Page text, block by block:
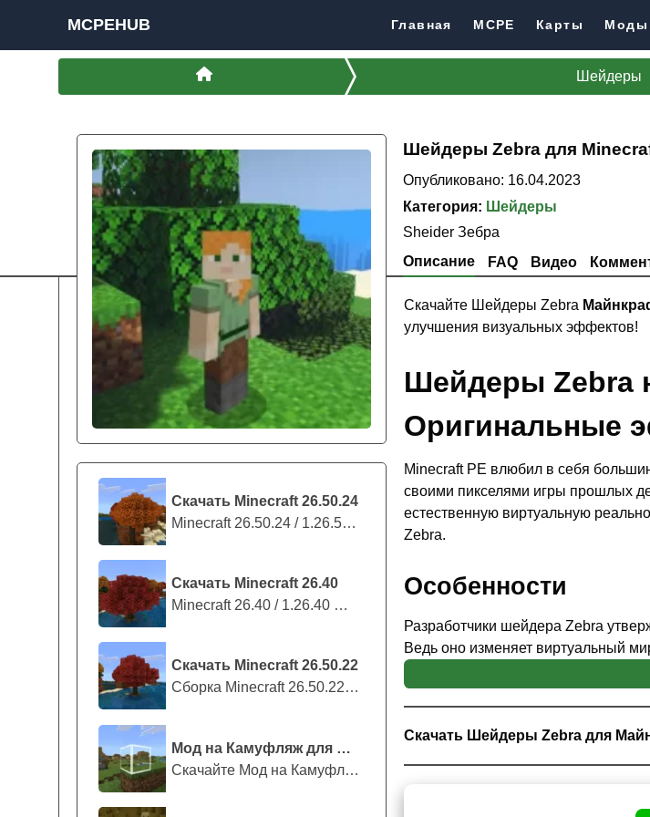
MCPEHUB Главная MCPE Карты Моды
Шейдеры
Шейдеры Zebra для
Опубликовано: 16.04.2023
Категория: Шейдеры
Sheider Зебра
Описание
FAQ Видео
Скачать Minecraft 26.50.24
Minecraft 26.50.24 / 1.26.50.24 предс...
Скачать Minecraft 26.40
Minecraft 26.40 / 1.26.40 — стабильны...
Скачать Minecraft 26.50.22
Сборка Minecraft 26.50.22 / 1.26.50.2...
Мод на Камуфляж для Майнкрафт ПЕ
Скачайте Мод на Камуфляж на Майнкрафт...
Скачайте Шейдеры Zebra
улучшения визуальных эффектов!
Шейдеры Zebra
Оригинальные
Minecraft PE влюбил в себя
своими пикселями игры прошлых
естественную виртуальную
Zebra.
Особенности
Разработчики шейдера Zebra
Ведь оно изменяет виртуальный
задача — улучшить графику
Стоит отметить также функцию
более таинственнойи приятной
Скачать Шейдеры Zebra для